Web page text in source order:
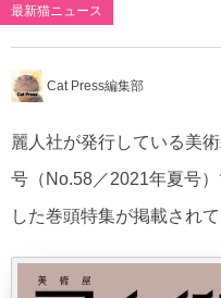
最新猫ニュース
Cat Press編集部
麗人社が発行している美
号（No.58／2021年夏号
した巻頭特集が掲載されて